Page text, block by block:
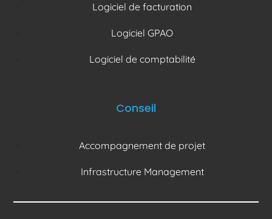
Logiciel de facturation
Logiciel GPAO
Logiciel de comptabilité
Conseil
Accompagnement de projet
Infrastructure Management